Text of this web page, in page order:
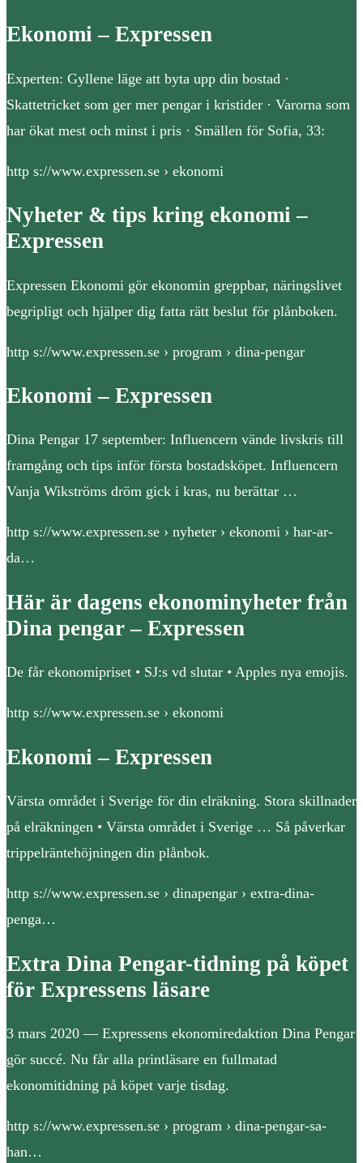
Ekonomi – Expressen
Experten: Gyllene läge att byta upp din bostad ·
Skattetricket som ger mer pengar i kristider · Varorna som
har ökat mest och minst i pris · Smällen för Sofia, 33:
http s://www.expressen.se › ekonomi
Nyheter & tips kring ekonomi –
Expressen
Expressen Ekonomi gör ekonomin greppbar, näringslivet
begripligt och hjälper dig fatta rätt beslut för plånboken.
http s://www.expressen.se › program › dina-pengar
Ekonomi – Expressen
Dina Pengar 17 september: Influencern vände livskris till
framgång och tips inför första bostadsköpet. Influencern
Vanja Wikströms dröm gick i kras, nu berättar …
http s://www.expressen.se › nyheter › ekonomi › har-ar-
da…
Här är dagens ekonominyheter från
Dina pengar – Expressen
De får ekonomipriset • SJ:s vd slutar • Apples nya emojis.
http s://www.expressen.se › ekonomi
Ekonomi – Expressen
Värsta området i Sverige för din elräkning. Stora skillnader
på elräkningen • Värsta området i Sverige … Så påverkar
trippelräntehöjningen din plånbok.
http s://www.expressen.se › dinapengar › extra-dina-
penga…
Extra Dina Pengar-tidning på köpet
för Expressens läsare
3 mars 2020 — Expressens ekonomiredaktion Dina Pengar
gör succé. Nu får alla printläsare en fullmatad
ekonomitidning på köpet varje tisdag.
http s://www.expressen.se › program › dina-pengar-sa-
han…